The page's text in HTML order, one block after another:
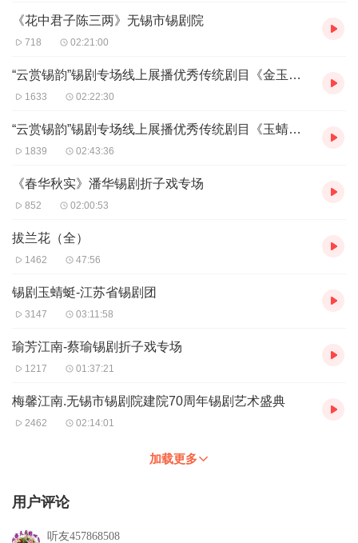
《花中君子陈三两》无锡市锡剧院
718 02:21:00
“云赏锡韵”锡剧专场线上展播优秀传统剧目《金玉奴》
1633 02:22:30
“云赏锡韵”锡剧专场线上展播优秀传统剧目《玉蜻蜓》
1839 02:43:36
《春华秋实》潘华锡剧折子戏专场
852 02:00:53
拔兰花（全）
1462 47:56
锡剧玉蜻蜓-江苏省锡剧团
3147 03:11:58
瑜芳江南-蔡瑜锡剧折子戏专场
1217 01:37:21
梅馨江南.无锡市锡剧院建院70周年锡剧艺术盛典
2462 02:14:01
加载更多
用户评论
听友457868508